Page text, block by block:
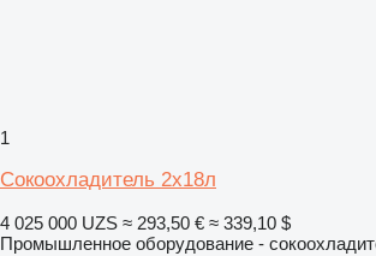
1
Сокоохладитель 2х18л
4 025 000 UZS ≈ 293,50 € ≈ 339,10 $
Промышленное оборудование -